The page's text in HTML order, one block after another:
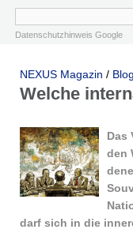
Datenschutzhinweis Google
NEXUS Magazin / Blog
Welche
Das
den
darf sich in die